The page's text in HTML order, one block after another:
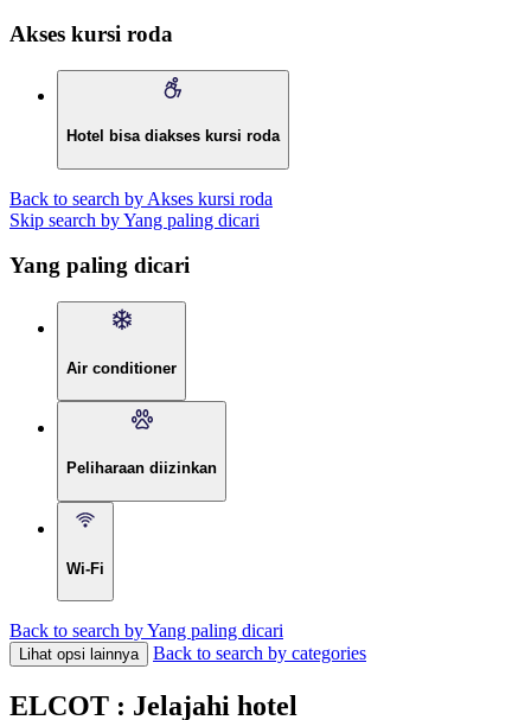
Akses kursi roda
Hotel bisa diakses kursi roda
Back to search by Akses kursi roda
Skip search by Yang paling dicari
Yang paling dicari
Air conditioner
Peliharaan diizinkan
Wi-Fi
Back to search by Yang paling dicari
Lihat opsi lainnya Back to search by categories
ELCOT : Jelajahi hotel